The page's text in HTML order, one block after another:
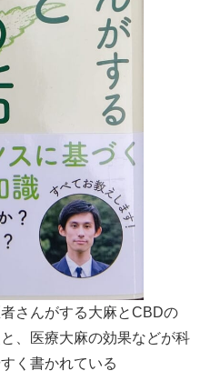
さんがする大麻とCBDの
、医療大麻の効果などが科
く書かれている